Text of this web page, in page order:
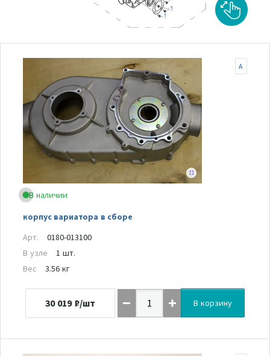
В наличии
корпус вариатора в сборе
A
Арт.
0180-013100
В узле
1 шт.
Вес
3.56 кг
30 019 ₽/шт В корзину